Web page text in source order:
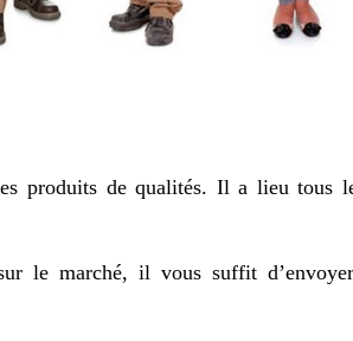
produits de qualités. Il a lieu tous
le marché, il vous suffit